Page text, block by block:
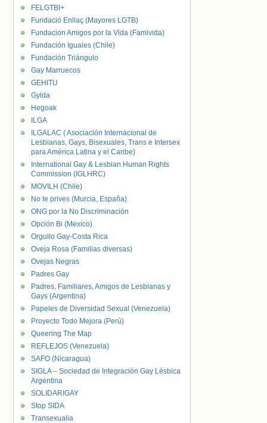
FELGTBI+
Fundació Enllaç (Mayores LGTB)
Fundacion Amigos por la Vida (Famivida)
Fundación Iguales (Chile)
Fundación Triángulo
Gay Marruecos
GEHITU
Gylda
Hegoak
ILGA
ILGALAC ( Asociación Internacional de
Lesbianas, Gays, Bisexuales, Trans e Intersex
para América Latina y el Caribe)
International Gay & Lesbian Human Rights
Commission (IGLHRC)
MOVILH (Chile)
No te prives (Murcia, España)
ONG por la No Discriminación
Opción Bi (Mexico)
Orgullo Gay-Costa Rica
Oveja Rosa (Familias diversas)
Ovejas Negras
Padres Gay
Padres, Familiares, Amigos de Lesbianas y
Gays (Argentina)
Papeles de Diversidad Sexual (Venezuela)
Proyecto Todo Mejora (Perú)
Queering The Map
REFLEJOS (Venezuela)
SAFO (Nicaragua)
SIGLA – Sociedad de Integración Gay Lésbica
Argentina
SOLIDARIGAY
Stop SIDA
Transexualia